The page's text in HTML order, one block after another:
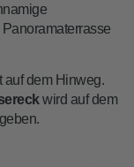
auf dem Hinweg.
wird auf dem